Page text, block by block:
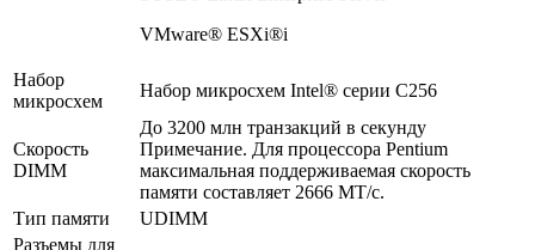
VMware® ESXi®i
Набор
микросхем
Набор микросхем Intel® серии C256
Скорость
DIMM
До 3200 млн транзакций в секунду
Примечание. Для процессора Pentium
максимальная поддерживаемая скорость
памяти составляет 2666 МТ/с.
Тип памяти
UDIMM
Разъемы для